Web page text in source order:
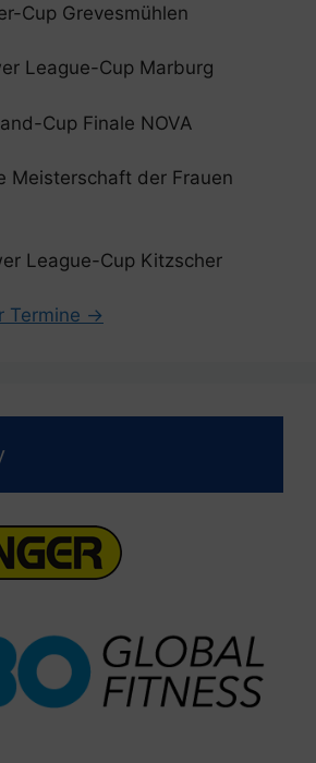
Cup Grevesmühlen
League-Cup Marburg
Cup Finale NOVA
Meisterschaft der Frauen
League-Cup Kitzscher
Termine →